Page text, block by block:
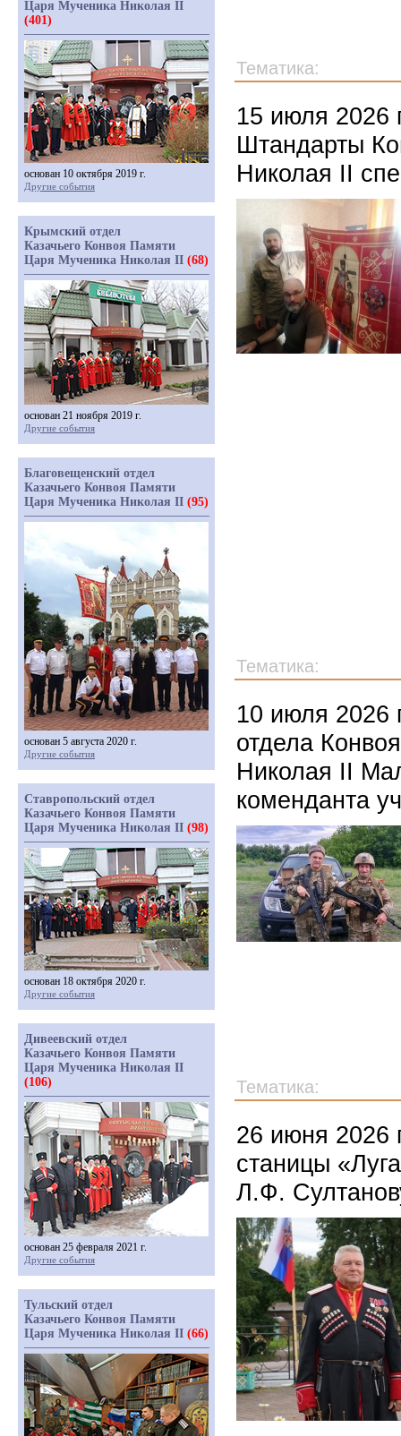
Тематика:
15 июля 2026
Штандарты
Николая II
Тематика:
10 июля 2026
отдела
Николая II
коменданта
Тематика:
26 июня 2026
станицы
Л.Ф.
Царя Мученика Николая II
(401)
основан 10 октября 2019 г.
Другие события
Крымский отдел
Казачьего Конвоя Памяти
Царя Мученика Николая II (68)
основан 21 ноября 2019 г.
Другие события
Благовещенский отдел
Казачьего Конвоя Памяти
Царя Мученика Николая II (95)
основан 5 августа 2020 г.
Другие события
Ставропольский отдел
Казачьего Конвоя Памяти
Царя Мученика Николая II (98)
основан 18 октября 2020 г.
Другие события
Дивеевский отдел
Казачьего Конвоя Памяти
Царя Мученика Николая II
(106)
основан 25 февраля 2021 г.
Другие события
Тульский отдел
Казачьего Конвоя Памяти
Царя Мученика Николая II (66)